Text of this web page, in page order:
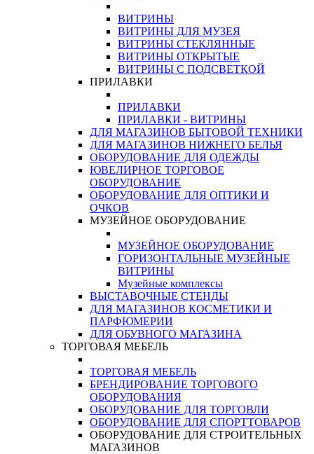
ВИТРИНЫ
ВИТРИНЫ ДЛЯ МУЗЕЯ
ВИТРИНЫ СТЕКЛЯННЫЕ
ВИТРИНЫ ОТКРЫТЫЕ
ВИТРИНЫ С ПОДСВЕТКОЙ
ПРИЛАВКИ
ПРИЛАВКИ
ПРИЛАВКИ - ВИТРИНЫ
ДЛЯ МАГАЗИНОВ БЫТОВОЙ ТЕХНИКИ
ДЛЯ МАГАЗИНОВ НИЖНЕГО БЕЛЬЯ
ОБОРУДОВАНИЕ ДЛЯ ОДЕЖДЫ
ЮВЕЛИРНОЕ ТОРГОВОЕ
ОБОРУДОВАНИЕ
ОБОРУДОВАНИЕ ДЛЯ ОПТИКИ И
ОЧКОВ
МУЗЕЙНОЕ ОБОРУДОВАНИЕ
МУЗЕЙНОЕ ОБОРУДОВАНИЕ
ГОРИЗОНТАЛЬНЫЕ МУЗЕЙНЫЕ
ВИТРИНЫ
Музейные комплексы
ВЫСТАВОЧНЫЕ СТЕНДЫ
ДЛЯ МАГАЗИНОВ КОСМЕТИКИ И
ПАРФЮМЕРИИ
ДЛЯ ОБУВНОГО МАГАЗИНА
ТОРГОВАЯ МЕБЕЛЬ
ТОРГОВАЯ МЕБЕЛЬ
БРЕНДИРОВАНИЕ ТОРГОВОГО
ОБОРУДОВАНИЯ
ОБОРУДОВАНИЕ ДЛЯ ТОРГОВЛИ
ОБОРУДОВАНИЕ ДЛЯ СПОРТТОВАРОВ
ОБОРУДОВАНИЕ ДЛЯ СТРОИТЕЛЬНЫХ
МАГАЗИНОВ